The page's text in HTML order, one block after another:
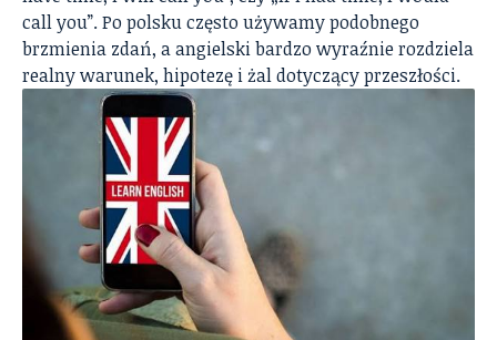
call you”. Po polsku często używamy podobnego
brzmienia zdań, a angielski bardzo wyraźnie rozdziela
realny warunek, hipotezę i żal dotyczący przeszłości.